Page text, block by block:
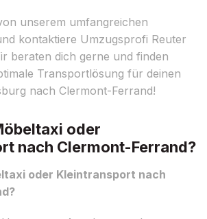
unserem umfangreichen
kontaktiere Umzugsprofi Reuter
beraten dich gerne und finden
Transportlösung für deinen
nach Clermont-Ferrand!
oder
nach Clermont-Ferrand?
oder Kleintransport nach